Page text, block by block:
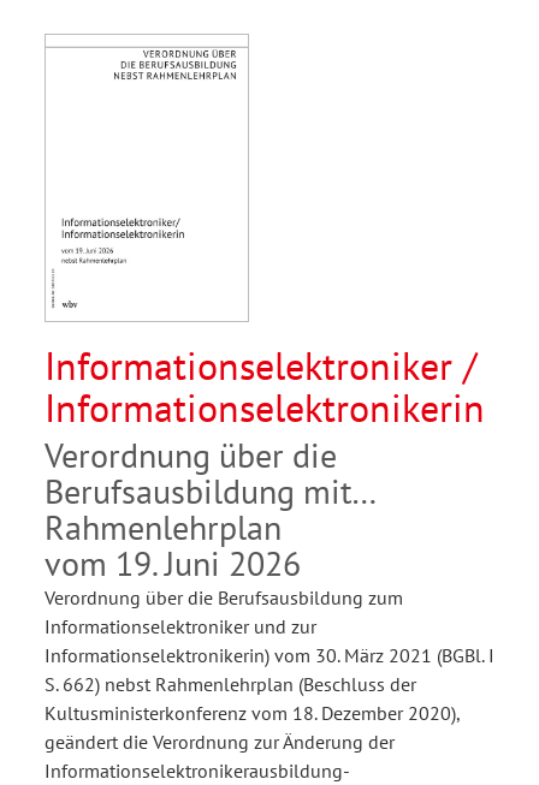
Informationselektroniker /
Informationselektronikerin
Verordnung über die
Berufsausbildung mit
Rahmenlehrplan
vom 19. Juni 2026
Verordnung über die Berufsausbildung zum
Informationselektroniker und zur
Informationselektronikerin) vom 30. März 2021 (BGBl. I
S. 662) nebst Rahmenlehrplan (Beschluss der
Kultusministerkonferenz vom 18. Dezember 2020),
geändert die Verordnung zur Änderung der
Informationselektronikerausbildung-